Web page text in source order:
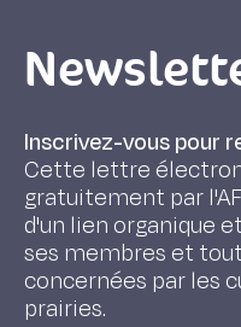
Inscrivez-vous pour
Cette lettre
gratuitement par
d'un lien organique
ses membres et
concernées par les
prairies.